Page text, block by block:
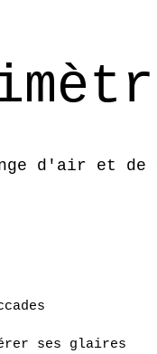
d'air et de
ses glaires